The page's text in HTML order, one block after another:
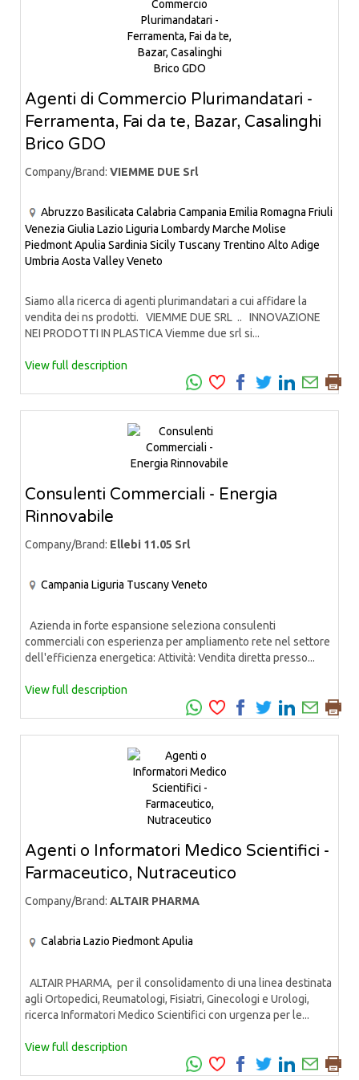
Agenti di Commercio Plurimandatari -
Ferramenta, Fai da te, Bazar, Casalinghi
Brico GDO
Company/Brand: VIEMME DUE Srl
Abruzzo Basilicata Calabria Campania Emilia Romagna Friuli
Venezia Giulia Lazio Liguria LombardyMarche Molise
PiedmontApulia Sardinia Sicily Tuscany Trentino Alto Adige
Umbria Aosta ValleyVeneto
Siamo alla ricerca di agenti plurimandatari a cui affidare la
vendita dei ns prodotti. VIEMME DUE SRL .. INNOVAZIONE
NEI PRODOTTI IN PLASTICA Viemme due srl si...
View full description
Consulenti Commerciali - Energia
Rinnovabile
Company/Brand: Ellebi 11.05 Srl
Campania Liguria TuscanyVeneto
Azienda in forte espansione seleziona consulenti
commerciali con esperienza per ampliamento rete nel settore
dell'efficienza energetica: Attività: Vendita diretta presso...
View full description
Agenti o Informatori Medico Scientifici -
Farmaceutico, Nutraceutico
Company/Brand: ALTAIR PHARMA
Calabria Lazio PiedmontApulia
ALTAIR PHARMA, per il consolidamento di una linea destinata
agli Ortopedici, Reumatologi, Fisiatri, Ginecologi e Urologi,
ricerca Informatori Medico Scientifici con urgenza per le...
View full description